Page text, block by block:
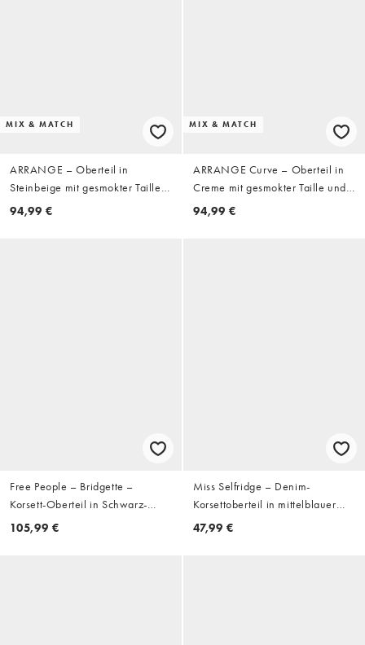
MIX & MATCH
ARRANGE – Oberteil in
Steinbeige mit gesmokter Taille
und Knitterstruktur, Kombiteil
94,99 €
MIX & MATCH
ARRANGE Curve – Oberteil in
Creme mit gesmokter Taille und
Knitterstruktur, Kombiteil
94,99 €
Free People – Bridgette –
Korsett-Oberteil in Schwarz-
Kombi
105,99 €
Miss Selfridge – Denim-
Korsettoberteil in mittelblauer
Waschung
47,99 €